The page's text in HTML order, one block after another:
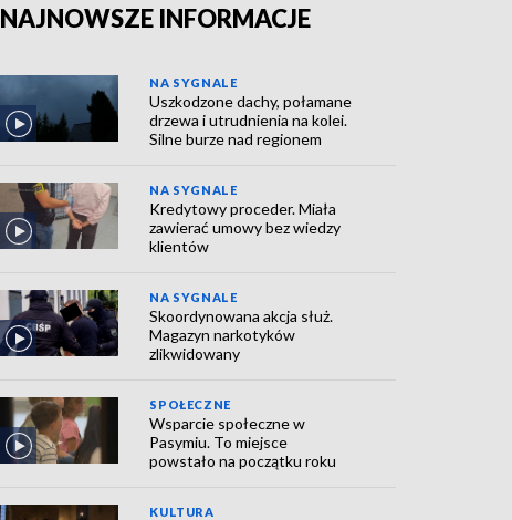
NAJNOWSZE INFORMACJE
NA SYGNALE
Uszkodzone dachy, połamane
drzewa i utrudnienia na kolei.
Silne burze nad regionem
NA SYGNALE
Kredytowy proceder. Miała
zawierać umowy bez wiedzy
klientów
NA SYGNALE
Skoordynowana akcja służ.
Magazyn narkotyków
zlikwidowany
SPOŁECZNE
Wsparcie społeczne w
Pasymiu. To miejsce
powstało na początku roku
KULTURA